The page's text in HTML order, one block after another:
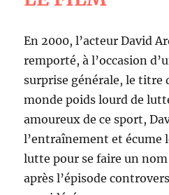
En 2000, l’acteur David
remporté, à l’occasion
surprise générale, le titre
monde poids lourd de
amoureux de ce sport,
l’entraînement et écume
lutte pour se faire un
après l’épisode